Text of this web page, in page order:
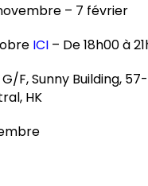
– 7 février
ICI – De 18h00 à
F, Sunny Building,
HK